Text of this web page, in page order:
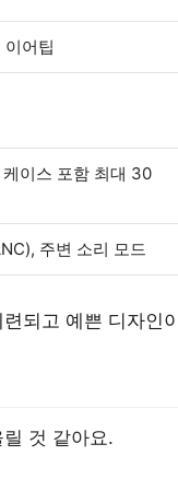
어팁
이스 포함 최대 30
주변 소리 모드
되고 예쁜 디자인
것 같아요.